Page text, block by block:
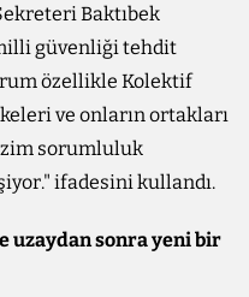
Baktıbek
güvenliği tehdit
özellikle Kolektif
ve onların ortakları
sorumluluk
ifadesini kullandı.
uzaydan sonra yeni bir